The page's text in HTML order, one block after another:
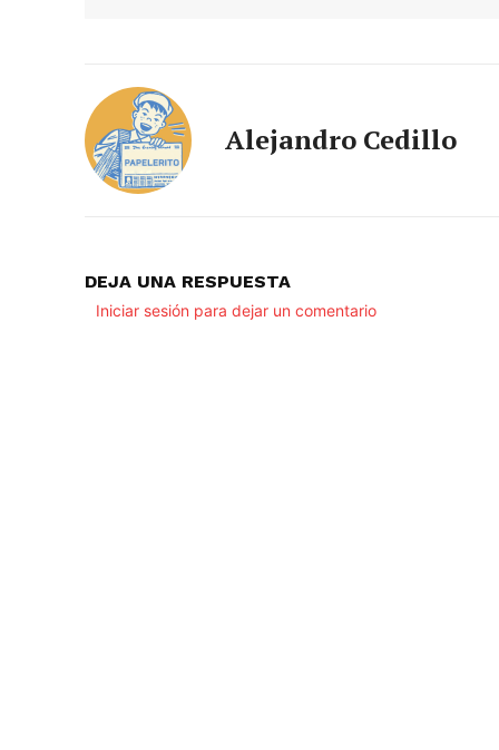
Alejandro Cedillo
DEJA UNA RESPUESTA
Iniciar sesión para dejar un comentario